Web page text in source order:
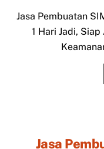
Jasa Pembuatan
1 Hari Jadi,
Jasa